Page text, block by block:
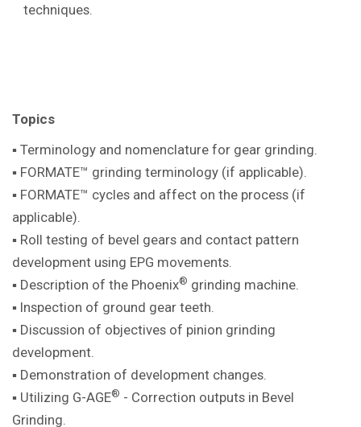
techniques.
Topics
▪ Terminology and nomenclature for gear grinding.
▪ FORMATE™ grinding terminology (if applicable).
▪ FORMATE™ cycles and affect on the process (if
applicable).
▪ Roll testing of bevel gears and contact pattern
development using EPG movements.
▪ Description of the Phoenix® grinding machine
▪ Inspection of ground gear teeth.
▪ Discussion of objectives of pinion grinding
development.
▪ Demonstration of development changes.
▪ Utilizing G-AGE® - Correction outputs in Bevel
Grinding.